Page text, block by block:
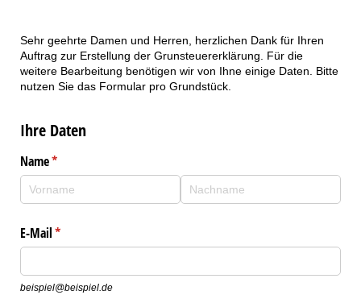
Sehr geehrte Damen und Herren, herzlichen Dank für Ihren
Auftrag zur Erstellung der Grunsteuererklärung. Für die
weitere Bearbeitung benötigen wir von Ihne einige Daten. Bitte
nutzen Sie das Formular pro Grundstück.
Ihre Daten
Name*
(erforderlich)
E-Mail*
(erforderlich)
beispiel@beispiel.de